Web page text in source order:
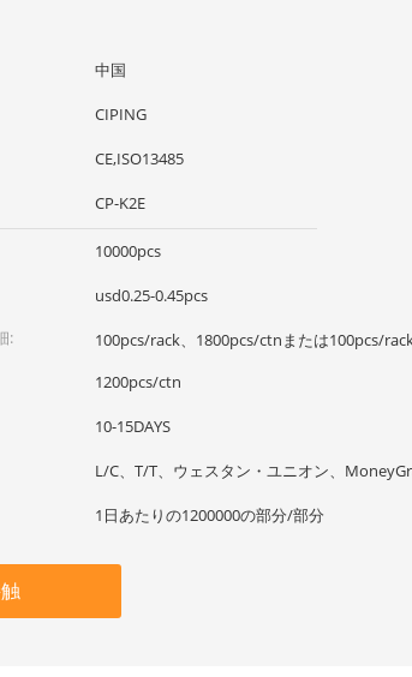
中国
CIPING
CE,ISO13485
CP-K2E
10000pcs
usd0.25-0.45pcs
:
100pcs/rack、1800pcs/ctnまたは100pcs/rack
1200pcs/ctn
10-15DAYS
L/C、T/T、ウェスタン・ユニオン、
1日あたりの1200000の部分/部分